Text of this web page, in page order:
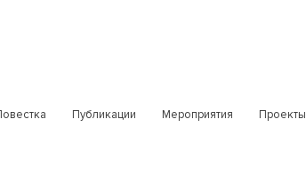
Публикации Мероприятия Проекты